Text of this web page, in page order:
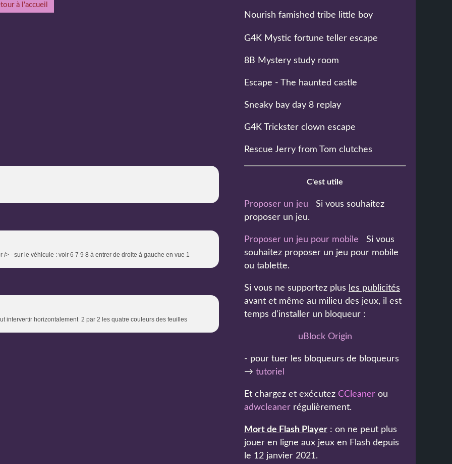
à l'accueil
/> - sur le véhicule : voir 6 7 9 8 à entrer de droite à gauche en vue 1
intervertir horizontalement 2 par 2 les quatre couleurs des feuilles
Nourish famished tribe little boy
G4K Mystic fortune teller escape
8B Mystery study room
Escape - The haunted castle
Sneaky bay day 8 replay
G4K Trickster clown escape
Rescue Jerry from Tom clutches
C'est utile
Proposer un jeu Si vous souhaitez
proposer un jeu.
Proposer un jeu pour mobile Si vous
souhaitez proposer un jeu pour mobile
ou tablette.
Si vous ne supportez plus les publicités
avant et même au milieu des jeux, il est
temps d'installer un bloqueur :
uBlock Origin
- pour tuer les bloqueurs de bloqueurs
→ tutoriel
Et chargez et exécutez CCleaner ou
adwcleaner régulièrement.
Mort de Flash Player : on ne peut plus
jouer en ligne aux jeux en Flash depuis
le 12 janvier 2021.